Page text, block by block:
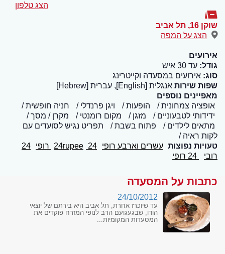
הצג טלפון
שוקן 16 , תל אביב
הצג על המפה
אירועים
גודל: עד 30 איש
סוג: אירועים במסעדה וקייטרינג
שפות שירות אנגלית [English], עברית [Hebrew]
מאפיינים נוספים
אופציה צמחונית
הופעות ויגן פרנדלי
חניה חופשית
ידידותי לטבעוניים
מזגן מקום רומנטי
מקרן / מסך
מתאים לילדים
פתוח בשבת
תפריט נגיש לסועדים עם
לקות ראיה
טעויות נפוצות עשרים וארבע רופי 24rupee 24 רופי
24
רובי
כתבות על המסעדה
24/10/2012
עד שיוכרז אחרת, תל אביב היא בירתם של יוצאי
הודו, שבגעגועם הרב לנופי המזרח פוקדים את
המסעדות המקומיות...